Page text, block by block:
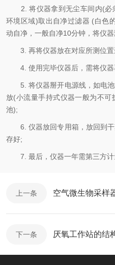
2. 将仪器拿到无尘车间内(必
环境区域)取出自净过滤器 (白色
动自净，一般自净10分钟，将仪
3. 再将仪器放在对应所测位置
4. 使用完毕仪器后，需将仪器
5. 将仪器掰开电源线，如电池
放(小流量手持式仪器一般为不
池);
6. 仪器放回专用箱，放回到干
存好;
7. 最后，仪器一年需第三方计
上一条
下一条 厌氧工作站的结